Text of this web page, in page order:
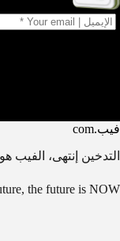
فيب.com
التدخين إنتهى، الفيب
the future is NOW!.